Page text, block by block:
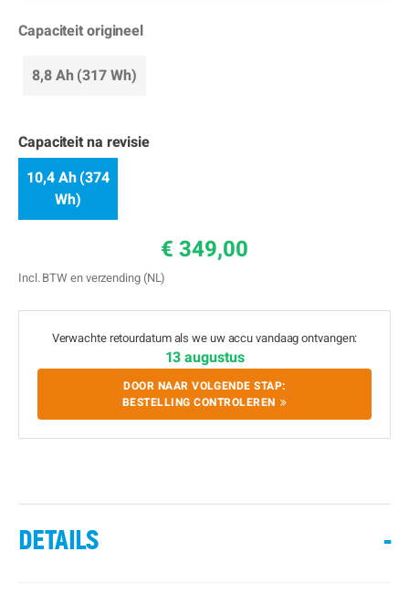
Capaciteit origineel
8,8 Ah (317 Wh)
Capaciteit na revisie
10,4 Ah (374
Wh)
€ 349,00
Incl. BTW en verzending (NL)
Verwachte retourdatum als we uw accu vandaag ontvangen:
13 augustus
DOOR NAAR VOLGENDE STAP:
BESTELLING CONTROLEREN
DETAILS -